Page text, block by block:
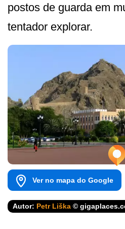
postos de guarda em
tentador explorar.
Ver no mapa do Google
Autor: Petr Liška ©